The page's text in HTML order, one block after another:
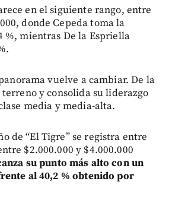
en el siguiente rango, entre
donde Cepeda toma la
%, mientras De la Espriella
vuelve a cambiar. De la
y consolida su liderazgo
media y media-alta.
de “El Tigre” se registra entre
$2.000.000 y $4.000.000
su punto más alto con un
al 40,2 % obtenido por